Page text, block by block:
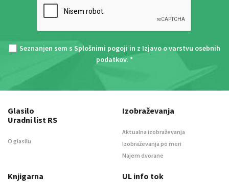
Seznanjen sem s Splošnimi pogoji in z Izjavo o varstvu osebnih
podatkov. *
Glasilo
Uradni list RS
O glasilu
Izobraževanja
Aktualna izobraževanja
Izobraževanja po meri
Najem dvorane
Knjigarna UL info tok